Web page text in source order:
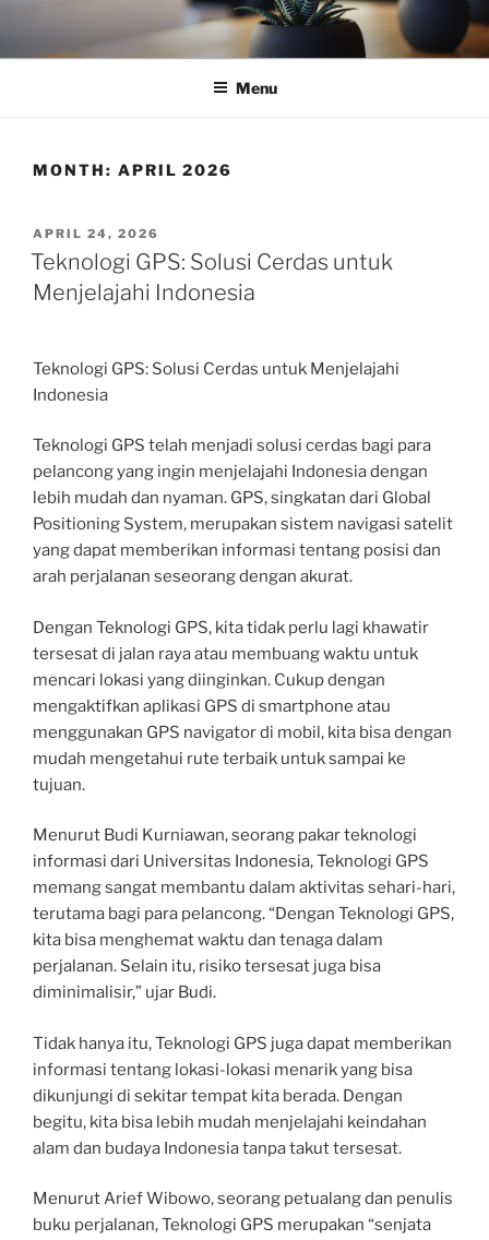
content
Menu
MONTH: APRIL 2026
POSTED
ON
APRIL 24, 2026
Teknologi GPS: Solusi Cerdas untuk
Menjelajahi Indonesia
Teknologi GPS: Solusi Cerdas untuk Menjelajahi
Indonesia
Teknologi GPS telah menjadi solusi cerdas bagi para
pelancong yang ingin menjelajahi Indonesia dengan
lebih mudah dan nyaman. GPS, singkatan dari Global
Positioning System, merupakan sistem navigasi satelit
yang dapat memberikan informasi tentang posisi dan
arah perjalanan seseorang dengan akurat.
Dengan Teknologi GPS, kita tidak perlu lagi khawatir
tersesat di jalan raya atau membuang waktu untuk
mencari lokasi yang diinginkan. Cukup dengan
mengaktifkan aplikasi GPS di smartphone atau
menggunakan GPS navigator di mobil, kita bisa dengan
mudah mengetahui rute terbaik untuk sampai ke
tujuan.
Menurut Budi Kurniawan, seorang pakar teknologi
informasi dari Universitas Indonesia, Teknologi GPS
memang sangat membantu dalam aktivitas sehari-hari,
terutama bagi para pelancong. “Dengan Teknologi GPS,
kita bisa menghemat waktu dan tenaga dalam
perjalanan. Selain itu, risiko tersesat juga bisa
diminimalisir,” ujar Budi.
Tidak hanya itu, Teknologi GPS juga dapat memberikan
informasi tentang lokasi-lokasi menarik yang bisa
dikunjungi di sekitar tempat kita berada. Dengan
begitu, kita bisa lebih mudah menjelajahi keindahan
alam dan budaya Indonesia tanpa takut tersesat.
Menurut Arief Wibowo, seorang petualang dan penulis
buku perjalanan, Teknologi GPS merupakan “senjata